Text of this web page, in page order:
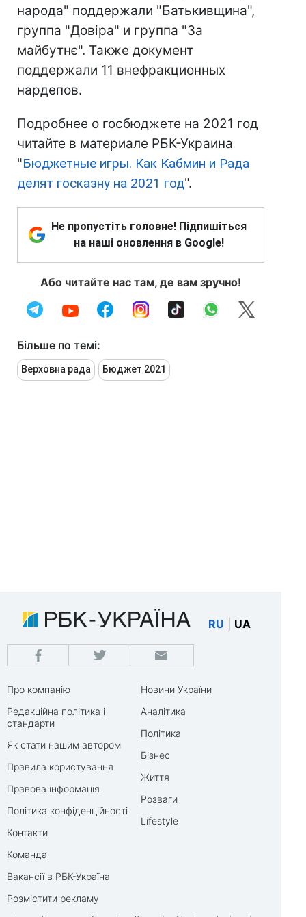
народа" поддержали "Батькивщина",
группа "Довіра" и группа "За
майбутнє". Также документ
поддержали 11 внефракционных
нардепов.
Подробнее о госбюджете на 2021 год
читайте в материале РБК-Украина
"Бюджетные игры. Как Кабмин и Рада
делят госказну на 2021 год".
Не пропустіть головне! Підпишіться
на наші оновлення в Google!
Або читайте нас там, де вам зручно!
Більше по темі:
Верховна рада Бюджет 2021
RU UA
Про компанію
Редакційна політика і
стандарти
Як стати нашим автором
Правила користування
Правова інформація
Політика конфіденційності
Контакти
Команда
Вакансії в РБК-Україна
Розмістити рекламу
Новини України
Аналітика
Політика
Бізнес
Життя
Розваги
Lifestyle